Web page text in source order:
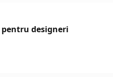
designeri